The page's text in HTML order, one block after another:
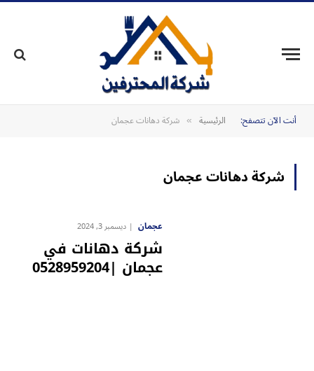
أنت الآن تتصفح: الرئيسية » شركة دهانات عجمان
شركة دهانات عجمان
عجمان ديسمبر 3, 2024
شركة دهانات في
عجمان |0528959204